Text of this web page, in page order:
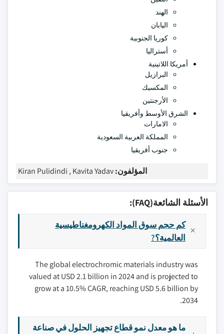
الهند
اليابان
كوريا الجنوبية
أستراليا
أمريكا اللاتينية
البرازيل
المكسيك
الأرجنتين
الشرق الأوسط وأفريقيا
الامارات
المملكة العربية السعودية
جنوب أفريقيا
المؤلفون:Kiran Pulidindi , Kavita Yadav
الأسئلة الشائعة(FAQ):
كم حجم سوق المواد الكهرومغناطيسية
العالمية؟?
The global electrochromic materials industry was
valued at USD 2.1 billion in 2024 and is projected to
grow at a 10.5% CAGR, reaching USD 5.6 billion by
2034.
ما هو معدل نمو قطاع تجهيز الحلول في صناعة